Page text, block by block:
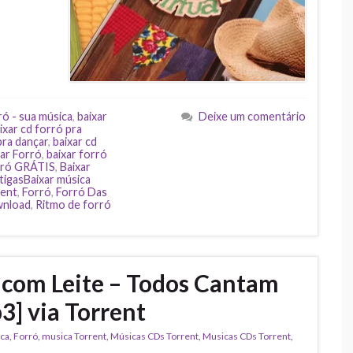
- sua música, baixar
cd forró pra
dançar, baixar cd
Forró, baixar forró
GRÁTIS, Baixar
música
, Forró, Forró Das
, Ritmo de forró
Deixe um comentário
Leite – Todos Cantam
via Torrent
, Forró, musica Torrent, ‎Músicas CDs Torrent, ‎Musicas CDs Torrent,